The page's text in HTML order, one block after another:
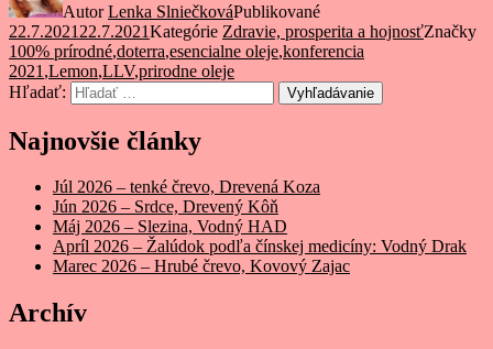
AutorLenka SlniečkováPublikované
22.7.2021 22.7.2021Kategórie Zdravie, prosperita a hojnosťZnačky
100% prírodné,doterra,esencialne oleje,konferencia
2021 ,Lemon,LLV,prirodne oleje
Hľadať:
Vyhľadávanie
Najnovšie články
Júl 2026 – tenké črevo, Drevená Koza
Jún 2026 – Srdce, Drevený Kôň
Máj 2026 – Slezina, Vodný HAD
Apríl 2026 – Žalúdok podľa čínskej medicíny: Vodný Drak
Marec 2026 – Hrubé črevo, Kovový Zajac
Archív